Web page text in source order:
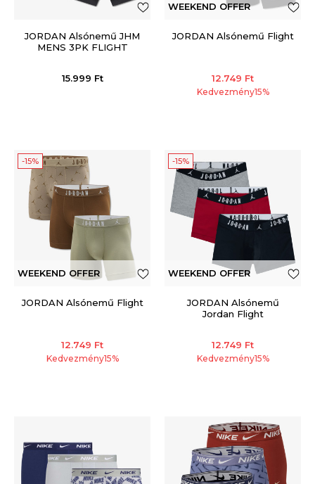
JORDAN Alsónemű JHM
MENS 3PK FLIGHT
15.999 Ft
WEEKEND OFFER
JORDAN Alsónemű Flight
12.749 Ft
Kedvezmény15%
-15%
WEEKEND OFFER
JORDAN Alsónemű Flight
12.749 Ft
Kedvezmény15%
-15%
WEEKEND OFFER
JORDAN Alsónemű
Jordan Flight
12.749 Ft
Kedvezmény15%